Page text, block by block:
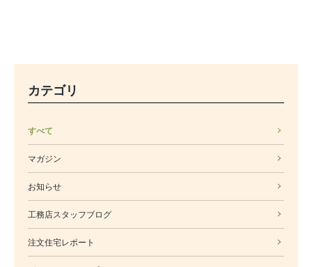
カテゴリ
すべて
マガジン
お知らせ
工務店スタッフブログ
注文住宅レポート